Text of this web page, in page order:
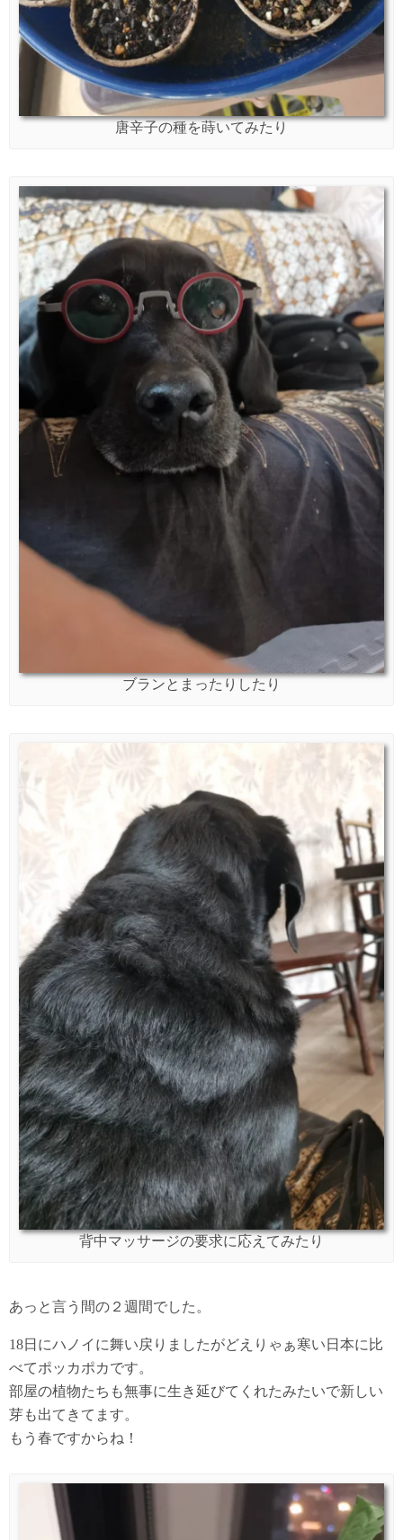
唐辛子の種を蒔いてみたり
ブランとまったりしたり
背中マッサージの要求に応えてみたり
あっと言う間の２週間でした。
18日にハノイに舞い戻りましたがどえりゃぁ寒い日本に比
べてポッカポカです。
部屋の植物たちも無事に生き延びてくれたみたいで新しい
芽も出てきてます。
もう春ですからね！